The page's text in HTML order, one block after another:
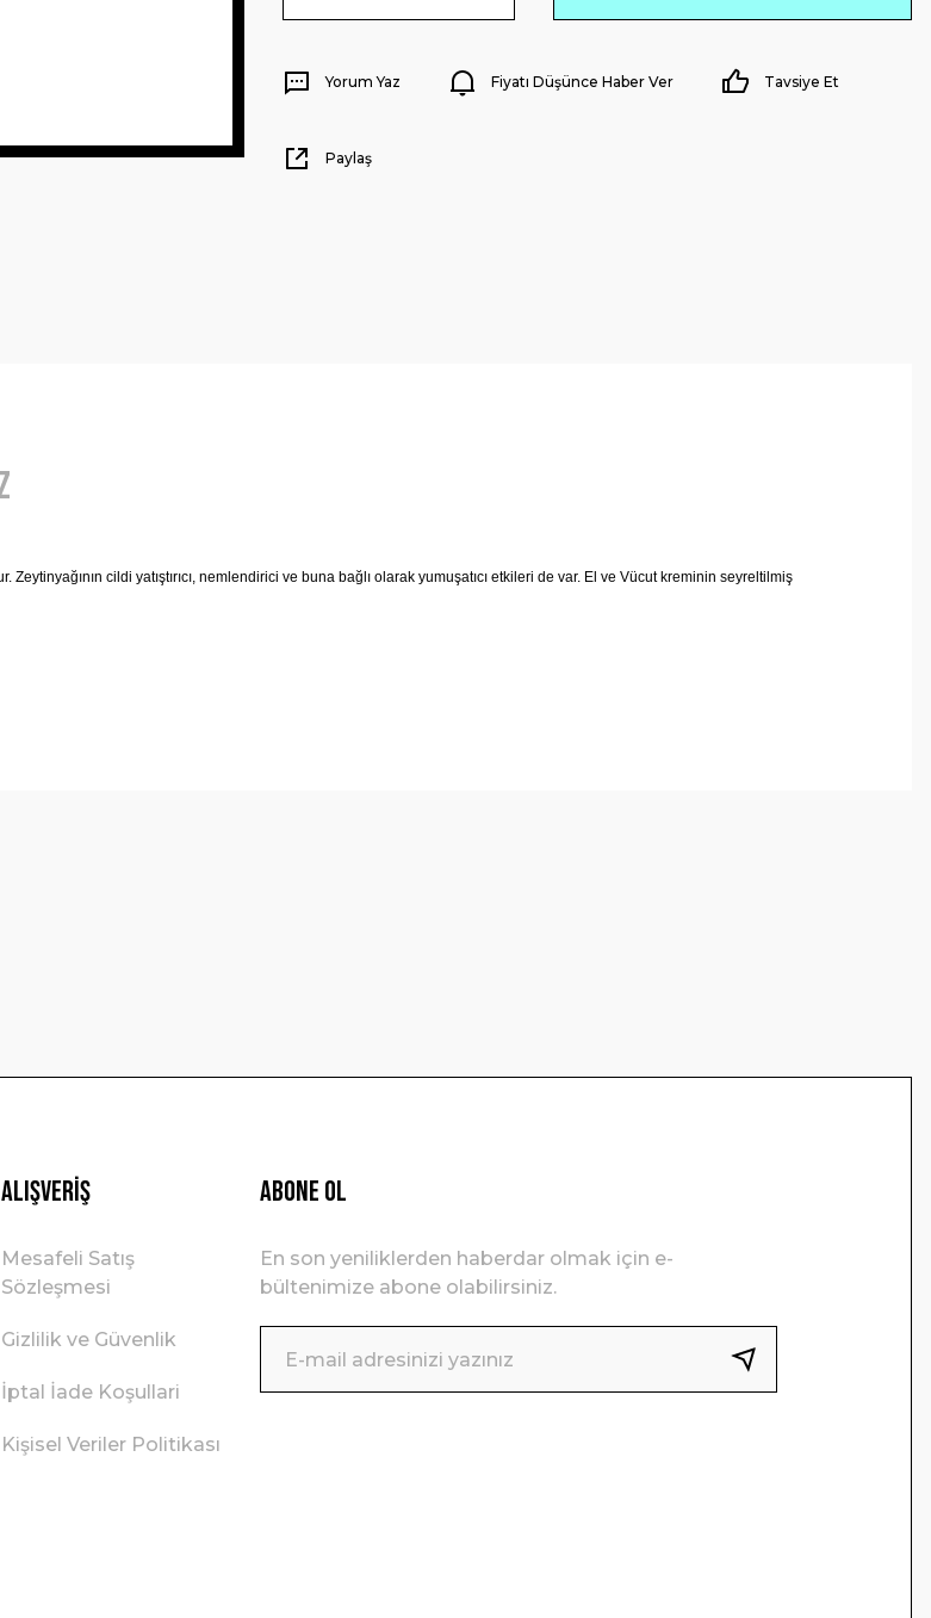
Yorum Yaz Fiyatı Düşünce Haber Ver Tavsiye Et
Paylaş
cildi yatıştırıcı, nemlendirici ve buna bağlı olarak yumuşatıcı etkileri de var. El ve Vücut kreminin seyreltilmiş
Alışveriş
Mesafeli Satış
Sözleşmesi
Gizlilik ve Güvenlik
İptal İade Koşullari
Kişisel Veriler Politikası
ABONE OL
En son yeniliklerden haberdar olmak için e-
bültenimize abone olabilirsiniz.